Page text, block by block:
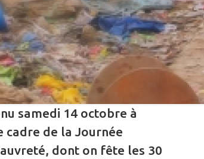
samedi 14 octobre à
cadre de la Journée
dont on fête les 30